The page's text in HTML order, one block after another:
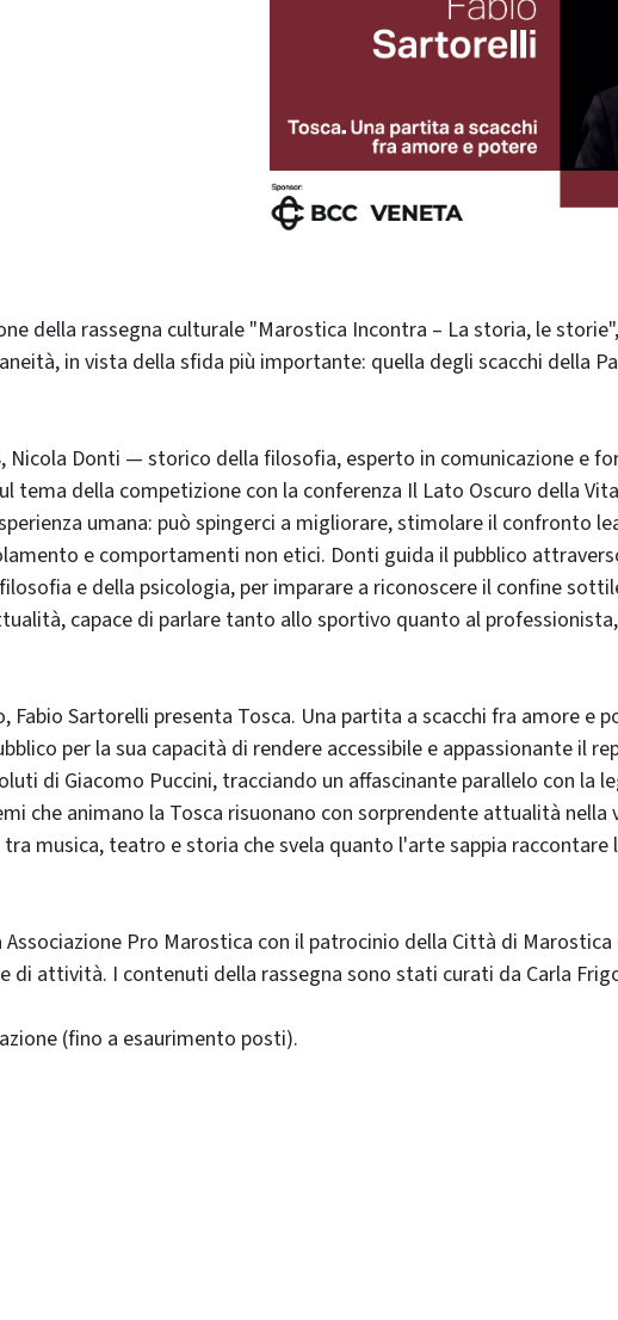
della rassegna culturale "Marostica Incontra – La storia, le
in vista della sfida più importante: quella degli scacchi della
Nicola Donti — storico della filosofia, esperto in comunicazione e
della competizione con la conferenza Il Lato Oscuro della
umana: può spingerci a migliorare, stimolare il confronto
e comportamenti non etici. Donti guida il pubblico
e della psicologia, per imparare a riconoscere il confine
capace di parlare tanto allo sportivo quanto al
Fabio Sartorelli presenta Tosca. Una partita a scacchi fra amore e
per la sua capacità di rendere accessibile e appassionante il
di Giacomo Puccini, tracciando un affascinante parallelo con la
che animano la Tosca risuonano con sorprendente attualità nella
musica, teatro e storia che svela quanto l'arte sappia
Pro Marostica con il patrocinio della Città di Marostica
di attività. I contenuti della rassegna sono stati curati da Carla
(fino a esaurimento posti).